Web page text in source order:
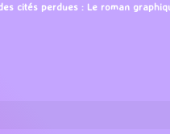
cités perdues : Le roman